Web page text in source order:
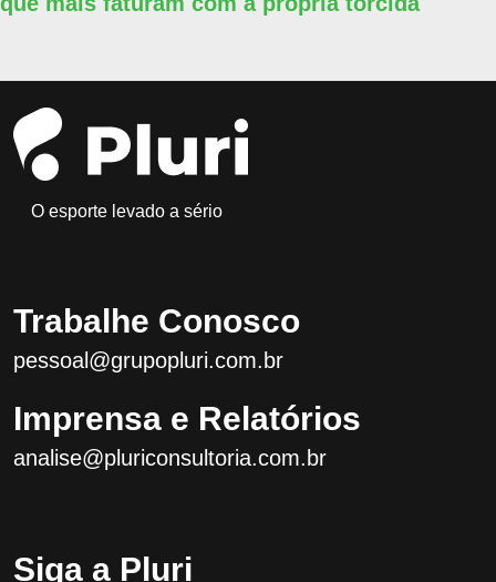
O esporte levado a sério
Trabalhe Conosco
pessoal@grupopluri.com.br
Imprensa e Relatórios
analise@pluriconsultoria.com.br
Siga a Pluri